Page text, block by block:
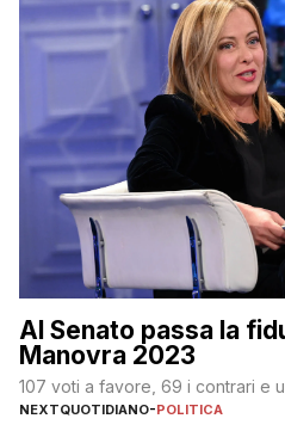
Al Senato passa la
Manovra 2023
107 voti a favore, 69 i contrari e
NEXTQUOTIDIANO-POLITICA